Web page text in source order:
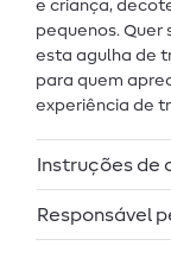
e criança,
pequenos.
esta agulha de
para quem
experiência de
Instruções de
Responsável